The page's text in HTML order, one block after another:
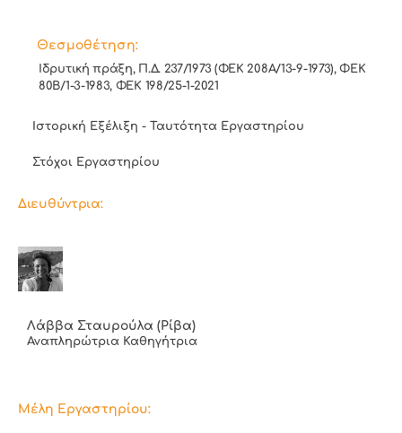
Θεσμοθέτηση:
Ιδρυτική πράξη, Π.Δ. 237/1973 (ΦΕΚ 208Α/13-9-1973), ΦΕΚ
80Β/1-3-1983, ΦΕΚ 198/25-1-2021
Ιστορική Εξέλιξη - Ταυτότητα Εργαστηρίου
Στόχοι Εργαστηρίου
Διευθύντρια:
Λάββα Σταυρούλα (Ρίβα)
Αναπληρώτρια Καθηγήτρια
Μέλη Εργαστηρίου: